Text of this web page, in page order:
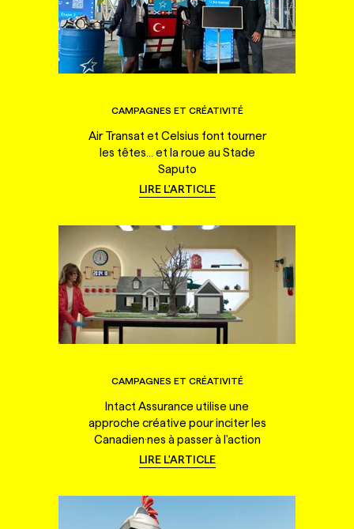
CAMPAGNES ET CRÉATIVITÉ
Air Transat et Celsius font tourner
les têtes... et la roue au Stade
Saputo
LIRE L'ARTICLE
CAMPAGNES ET CRÉATIVITÉ
Intact Assurance utilise une
approche créative pour inciter les
Canadien·nes à passer à l'action
LIRE L'ARTICLE